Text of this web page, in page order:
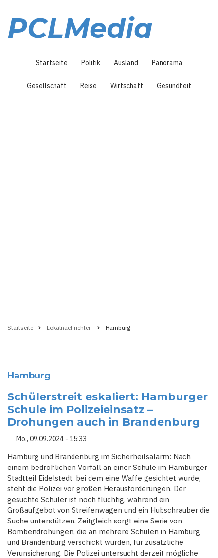
Inhalt
PCLMedia
Startseite Politik Ausland Panorama
Gesellschaft Reise Wirtschaft Gesundheit
Startseite Lokalnachrichten Hamburg
Hamburg
Schülerstreit eskaliert: Hamburger
Schule im Polizeieinsatz –
Drohungen auch in Brandenburg
Mo., 09.09.2024 - 15:33
Hamburg und Brandenburg im Sicherheitsalarm: Nach
einem bedrohlichen Vorfall an einer Schule im Hamburger
Stadtteil Eidelstedt, bei dem eine Waffe gesichtet wurde,
steht die Polizei vor großen Herausforderungen. Der
gesuchte Schüler ist noch flüchtig, während ein
Großaufgebot von Streifenwagen und ein Hubschrauber die
Suche unterstützen. Zeitgleich sorgt eine Serie von
Bombendrohungen, die an mehrere Schulen in Hamburg
und Brandenburg verschickt wurden, für zusätzliche
Verunsicherung. Die Polizei untersucht derzeit mögliche